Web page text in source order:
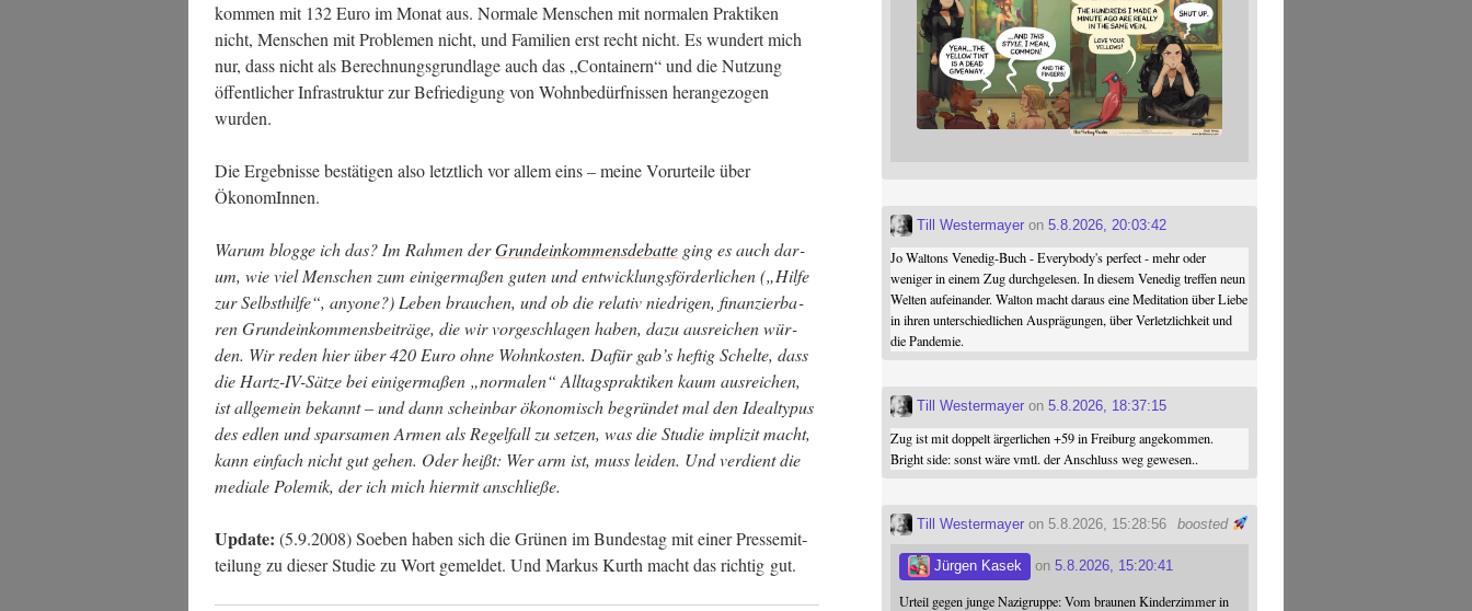
kom­men mit 132 Euro im Monat aus. Nor­ma­le Men­schen mit nor­ma­len Prak­ti­ken
nicht, Men­schen mit Pro­ble­men nicht, und Fami­li­en erst recht nicht. Es wun­dert mich
nur, dass nicht als Berech­nungs­grund­la­ge auch das „Con­tai­nern“ und die Nut­zung
öffent­li­cher Infra­struk­tur zur Befrie­di­gung von Wohn­be­dürf­nis­sen her­an­ge­zo­gen
wurden.
Die Ergeb­nis­se bestä­ti­gen also letzt­lich vor allem eins – mei­ne Vor­ur­tei­le über
ÖkonomInnen.
War­um blog­ge ich das? Im Rah­men derGrund­ein­kom­mens­de­bat­te ging es auch dar­
um, wie viel Men­schen zum eini­ger­ma­ßen guten und ent­wick­lungs­för­der­li­chen („Hil­fe
zur Selbst­hil­fe“, anyo­ne?) Leben brau­chen, und ob die rela­tiv nied­ri­gen, finan­zier­ba­
ren Grund­ein­kom­mens­bei­trä­ge, die wir vor­ge­schla­gen haben, dazu aus­rei­chen wür­
den. Wir reden hier über 420 Euro ohne Wohn­kos­ten. Dafür gab’s hef­tig Schel­te, dass
die Hartz-IV-Sät­ze bei eini­ger­ma­ßen „nor­ma­len“ All­tags­prak­ti­ken kaum aus­rei­chen,
ist all­ge­mein bekannt – und dann schein­bar öko­no­misch begrün­det mal den Ide­al­ty­pus
des edlen und spar­sa­men Armen als Regel­fall zu set­zen, was die Stu­die impli­zit macht,
kann ein­fach nicht gut gehen. Oder heißt: Wer arm ist, muss lei­den. Und ver­dient die
media­le Pole­mik, der ich mich hier­mit anschließe.
Update: (5.9.2008) Soeben haben sich die Grü­nen im Bun­des­tag mit einer Pres­se­mit­
tei­lung zu die­ser Stu­die zu Wort gemel­det. Und Mar­kus Kurth macht das rich­tig gut.
Till Westermayer on5.8.2026, 20:03:42
Jo Waltons Venedig-Buch - Everybody's perfect - mehr oder
weniger in einem Zug durchgelesen. In diesem Venedig treffen neun
Welten aufeinander. Walton macht daraus eine Meditation über Liebe
in ihren unterschiedlichen Ausprägungen, über Verletzlichkeit und
die Pandemie.
Till Westermayer on5.8.2026, 18:37:15
Zug ist mit doppelt ärgerlichen +59 in Freiburg angekommen.
Bright side: sonst wäre vmtl. der Anschluss weg gewesen..
boosted
Till Westermayer on 5.8.2026, 15:28:56
Jürgen Kasek on5.8.2026, 15:20:41
Urteil gegen junge Nazigruppe: Vom braunen Kinderzimmer in